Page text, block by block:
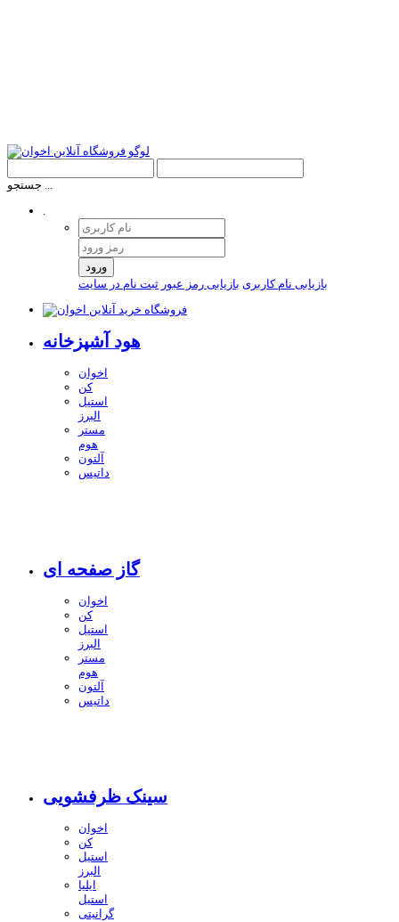
جستجو ...
.
ورود
بازیابی نام کاربری بازیابی رمز عبور ثبت نام در سایت
هود آشپزخانه
اخوان
کن
استیل
البرز
مستر
هوم
آلتون
داتیس
گاز صفحه ای
اخوان
کن
استیل
البرز
مستر
هوم
آلتون
داتیس
سینک ظرفشویی
اخوان
کن
استیل
البرز
ایلیا
استیل
گرانیتی